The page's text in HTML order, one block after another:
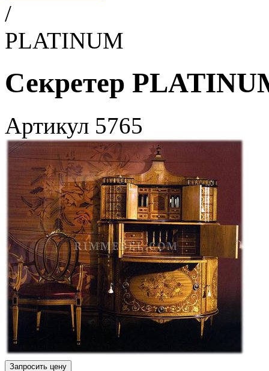
/
PLATINUM
Секретер
Артикул 5765
Запросить цену